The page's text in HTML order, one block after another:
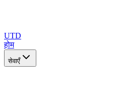
UTD
होम
सेवाएँ